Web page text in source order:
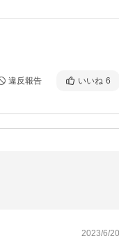
違反報告 いいね 6
2023/6/20